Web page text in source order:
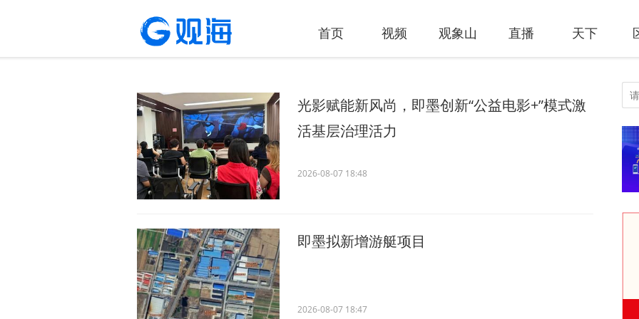
首页 视频 观象山 直播 天下
光影赋能新风尚，即墨创新“公益电影+”模式激
活基层治理活力
2026-08-07 18:48
即墨拟新增游艇项目
2026-08-07 18:47